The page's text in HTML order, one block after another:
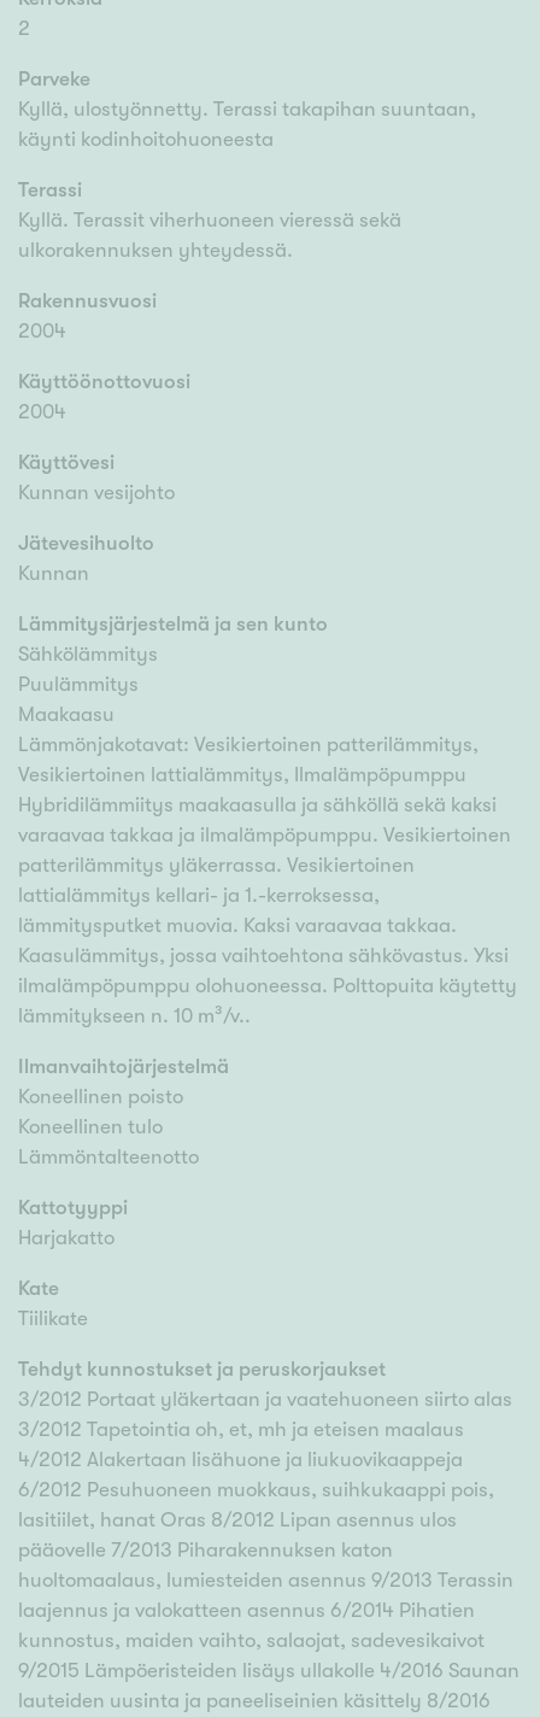
2
Parveke
Kyllä, ulostyönnetty. Terassi takapihan suuntaan,
käynti kodinhoitohuoneesta
Terassi
Kyllä. Terassit viherhuoneen vieressä sekä
ulkorakennuksen yhteydessä.
Rakennusvuosi
2004
Käyttöönottovuosi
2004
Käyttövesi
Kunnan vesijohto
Jätevesihuolto
Kunnan
Lämmitysjärjestelmä ja sen kunto
Sähkölämmitys
Puulämmitys
Maakaasu
Lämmönjakotavat: Vesikiertoinen patterilämmitys,
Vesikiertoinen lattialämmitys, Ilmalämpöpumppu
Hybridilämmiitys maakaasulla ja sähköllä sekä kaksi
varaavaa takkaa ja ilmalämpöpumppu. Vesikiertoinen
patterilämmitys yläkerrassa. Vesikiertoinen
lattialämmitys kellari- ja 1.-kerroksessa,
lämmitysputket muovia. Kaksi varaavaa takkaa.
Kaasulämmitys, jossa vaihtoehtona sähkövastus. Yksi
ilmalämpöpumppu olohuoneessa. Polttopuita käytetty
lämmitykseen n. 10 m³/v..
Ilmanvaihtojärjestelmä
Koneellinen poisto
Koneellinen tulo
Lämmöntalteenotto
Kattotyyppi
Harjakatto
Kate
Tiilikate
Tehdyt kunnostukset ja peruskorjaukset
3/2012 Portaat yläkertaan ja vaatehuoneen siirto alas
3/2012 Tapetointia oh, et, mh ja eteisen maalaus
4/2012 Alakertaan lisähuone ja liukuovikaappeja
6/2012 Pesuhuoneen muokkaus, suihkukaappi pois,
lasitiilet, hanat Oras 8/2012 Lipan asennus ulos
pääovelle 7/2013 Piharakennuksen katon
huoltomaalaus, lumiesteiden asennus 9/2013 Terassin
laajennus ja valokatteen asennus 6/2014 Pihatien
kunnostus, maiden vaihto, salaojat, sadevesikaivot
9/2015 Lämpöeristeiden lisäys ullakolle 4/2016 Saunan
lauteiden uusinta ja paneeliseinien käsittely 8/2016